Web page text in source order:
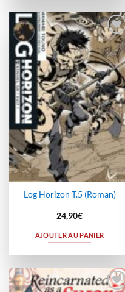
Ajouter
à la
wishlist
Log Horizon T.5 (Roman)
24,90€
AJOUTER AU PANIER